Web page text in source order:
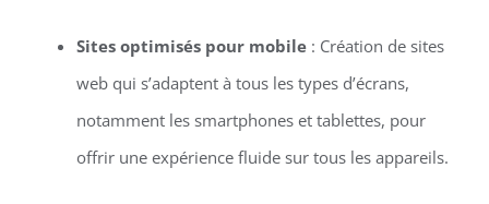
Sites optimisés pour mobile: Création de sites
web qui s’adaptent à tous les types d’écrans,
notamment les smartphones et tablettes, pour
offrir une expérience fluide sur tous les appareils.